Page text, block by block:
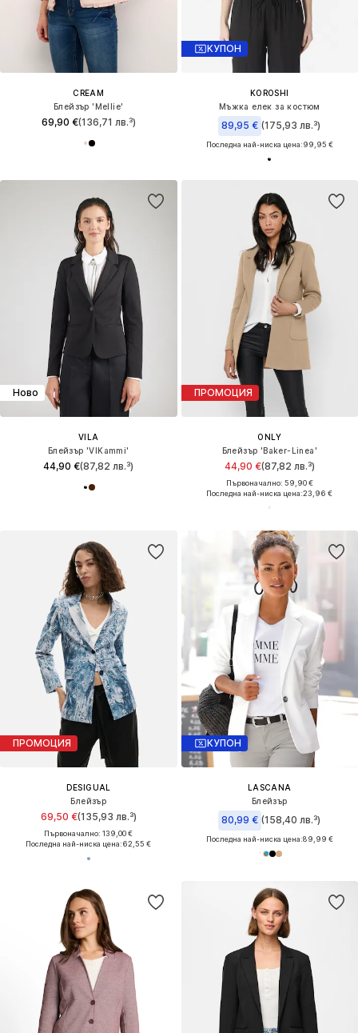
CREAM
Блейзър 'Mellie'
69,90 €(136,71 лв.³)
КУПОН
KOROSHI
Мъжка елек за костюм
89,95 € (175,93 лв.³)
Последна най-ниска цена:99,95 €
Ново
VILA
Блейзър 'VIKammi'
44,90 €(87,82 лв.³)
ПРОМОЦИЯ
ONLY
Блейзър 'Baker-Linea'
44,90 €(87,82 лв.³)
Първоначално: 59,90 €
Последна най-ниска цена:23,96 €
ПРОМОЦИЯ
DESIGUAL
Блейзър
69,50 €(135,93 лв.³)
Първоначално: 139,00 €
Последна най-ниска цена:62,55 €
КУПОН
LASCANA
Блейзър
80,99 € (158,40 лв.³)
Последна най-ниска цена:89,99 €